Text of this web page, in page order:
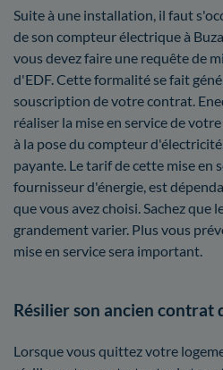
Suite à une installation, il faut
de son compteur électrique à
vous devez faire une requête de
d'EDF. Cette formalité se fait
souscription de votre contrat.
réaliser la mise en service de
à la pose du compteur
payante. Le tarif de cette mise en
fournisseur d'énergie, est
que vous avez choisi. Sachez que
grandement varier. Plus vous
mise en service sera important.
Résilier son ancien contrat
Lorsque vous quittez votre